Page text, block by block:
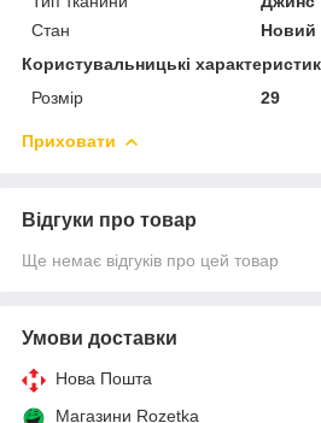
Стан
Новий
Користувальницькі
Розмір
29
Приховати
Відгуки про товар
Ще немає відгуків про цей товар
Умови доставки
Нова Пошта
Магазини Rozetka